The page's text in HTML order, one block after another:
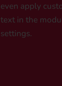
even apply
text in the
settings.